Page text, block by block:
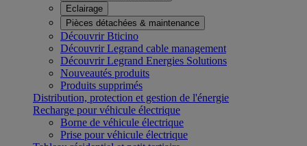
Eclairage
Pièces détachées & maintenance
Découvrir Bticino
Découvrir Legrand cable management
Découvrir Legrand Energies Solutions
Nouveautés produits
Produits supprimés
Distribution, protection et gestion de l'énergie
Recharge pour véhicule électrique
Borne de véhicule électrique
Prise pour véhicule électrique